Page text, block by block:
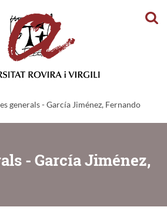
generals - García Jiménez, Fernando
- García Jiménez,